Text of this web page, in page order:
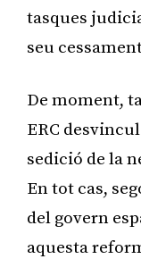
tasques
seu
De moment,
ERC
sedició de la
En tot cas,
del govern
aquesta